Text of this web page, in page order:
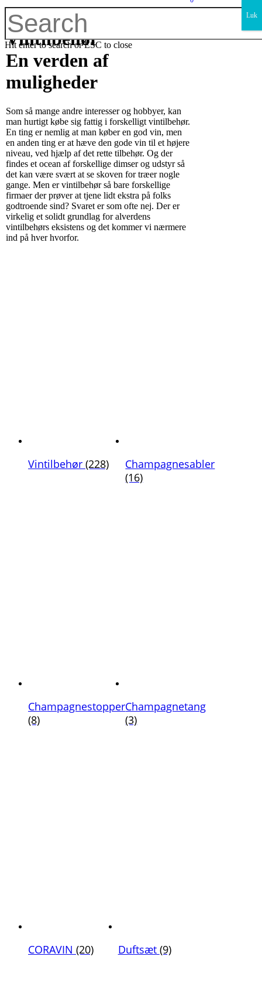
Hit enter to search or ESC to close
Vintilbehør
En verden af
muligheder
Som så mange andre interesser og hobbyer, kan
man hurtigt købe sig fattig i forskelligt vintilbehør.
En ting er nemlig at man køber en god vin, men
en anden ting er at hæve den gode vin til et højere
niveau, ved hjælp af det rette tilbehør. Og der
findes et ocean af forskellige dimser og udstyr så
det kan være svært at se skoven for træer nogle
gange. Men er vintilbehør så bare forskellige
firmaer der prøver at tjene lidt ekstra på folks
godtroende sind? Svaret er som ofte nej. Der er
virkelig et solidt grundlag for alverdens
vintilbehørs eksistens og det kommer vi nærmere
ind på hver hvorfor.
Vintilbehør (228)
Champagnesabler
(16)
Champagnestopper
(8)
Champagnetang
(3)
CORAVIN (20) Duftsæt (9)
×
Luk